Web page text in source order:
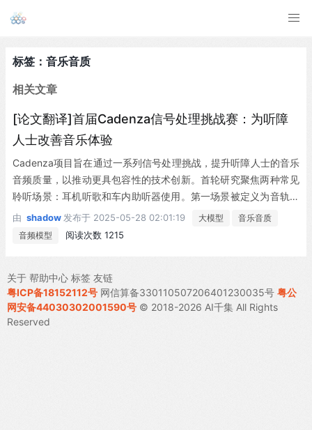
标签：音乐音质
相关文章
[论文翻译]首届Cadenza信号处理挑战赛：为听障
人士改善音乐体验
Cadenza项目旨在通过一系列信号处理挑战，提升听障人士的音乐
音频质量，以推动更具包容性的技术创新。首轮研究聚焦两种常见
聆听场景：耳机听歌和车内助听器使用。第一场景被定义为音轨分
离-重混问题，音乐将被分解为人声、贝斯、鼓点及其他组分，随后
进行个性化智能重混以优化听障用户的听觉体验。第二场景针对车
强。参赛方案将采用助听器音频质量指数(HAAQI)进行客观评估，
并由听障人士组成评审团进行主观评价。
由 shadow 发布于 2025-05-28 02:01:19 大模型
音乐音质
音频模型
阅读次数 1215
关于 帮助中心 标签 友链
粤ICP备18152112号 网信算备330110507206401230035号 粤公
网安备44030302001590号 © 2018-2026 AI千集 All Rights
Reserved